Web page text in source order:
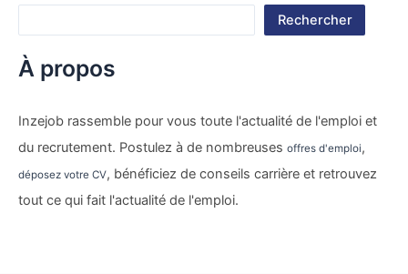
Rechercher
À propos
Inzejob rassemble pour vous toute l'actualité de l'emploi et
du recrutement. Postulez à de nombreuses offres d'emploi,
déposez votre CV, bénéficiez de conseils carrière et retrouvez
tout ce qui fait l'actualité de l'emploi.